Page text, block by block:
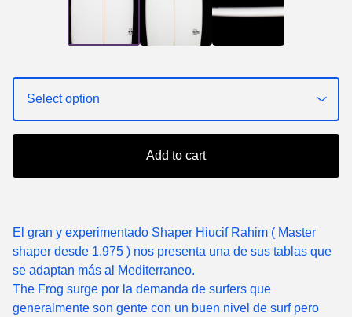
Add to cart
El gran y experimentado Shaper Hiucif Rahim ( Master
shaper desde 1.975 ) nos presenta una de sus tablas que
se adaptan más al Mediterraneo.
The Frog surge por la demanda de surfers que
generalmente son gente con un buen nivel de surf pero